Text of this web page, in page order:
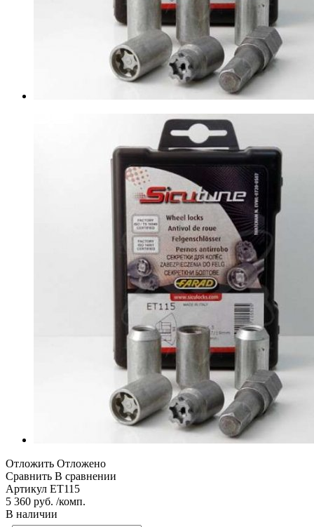
Отложить Отложено
Сравнить В сравнении
Артикул ET115
5 360 руб. /комп.
В наличии